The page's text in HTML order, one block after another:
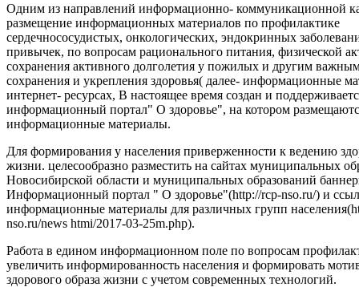
Одним из направлений информационно- коммуникационной
размещение информационных материалов по профилактике
сердечнососудистых, онкологических, эндокринных
привычек, по вопросам рационального питания, физической
сохранения активного долголетия у пожилых и другим
сохранения и укрепления здоровья( далее- информационные
интернет- ресурсах, В настоящее время создан и
информационный портал" О здоровье", на котором
информационные материалы.
Для формирования у населения приверженности к ведению
жизни. целесообразно разместить на сайтах муниципальных
Новосибирской области и муниципальных образований
Информационный портал " О здоровье"(http://rcp-nso.ru/) и
информационные материалы для различных групп
nso.ru/news htmi/2017-03-25m.php).
Работа в едином информационном поле по вопросам
увеличить информированность населения и формировать
здорового образа жизни с учетом современных технологий.